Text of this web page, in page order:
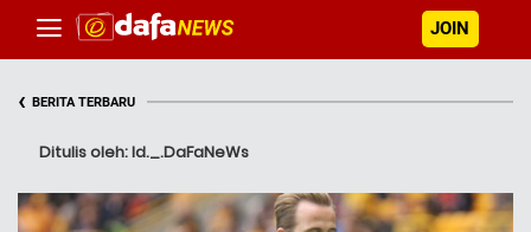
JOIN
‹ BERITA TERBARU
Ditulis oleh: Id._.DaFaNeWs